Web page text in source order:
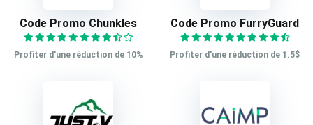
Code Promo Chunkles
Profiter d'une réduction de 10%
Code Promo FurryGuard
Profiter d'une réduction de 1.5$